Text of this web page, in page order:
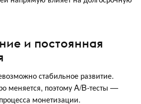
и постоянная
стабильное развитие.
меняется, поэтому A/B-тесты —
монетизации.